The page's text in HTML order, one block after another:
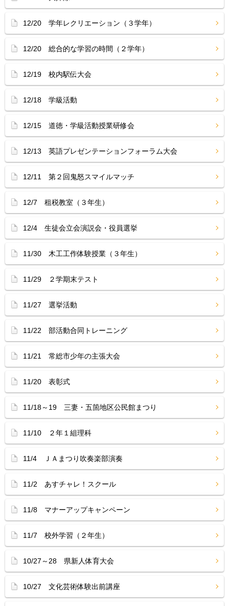
12/20 学年レクリエーション（３学年）
12/20 総合的な学習の時間（２学年）
12/19 校内駅伝大会
12/18 学級活動
12/15 道徳・学級活動授業研修会
12/13 英語プレゼンテーションフォーラム大会
12/11 第２回鬼怒スマイルマッチ
12/7 租税教室（３年生）
12/4 生徒会立会演説会・役員選挙
11/30 木工工作体験授業（３年生）
11/29 ２学期末テスト
11/27 選挙活動
11/22 部活動合同トレーニング
11/21 常総市少年の主張大会
11/20 表彰式
11/18～19 三妻・五箇地区公民館まつり
11/10 ２年１組理科
11/4 ＪＡまつり吹奏楽部演奏
11/2 あすチャレ！スクール
11/8 マナーアップキャンペーン
11/7 校外学習（２年生）
10/27～28 県新人体育大会
10/27 文化芸術体験出前講座